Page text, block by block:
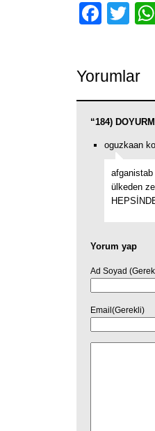
Yorumlar
“184)
oguzkaan
afganistab
ülkeden
Yorum yap
Ad Soyad
Email(Gerekli)